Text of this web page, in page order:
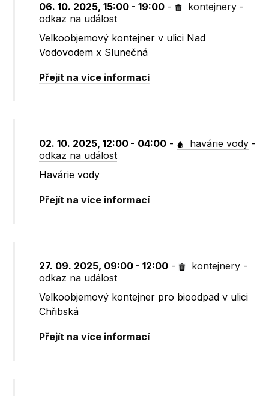
06. 10. 2025, 15:00 - 19:00 - kontejnery -
odkaz na událost
Velkoobjemový kontejner v ulici Nad
Vodovodem x Slunečná
Přejít na více informací
02. 10. 2025, 12:00 - 04:00 - havárie vody -
odkaz na událost
Havárie vody
Přejít na více informací
27. 09. 2025, 09:00 - 12:00 - kontejnery -
odkaz na událost
Velkoobjemový kontejner pro bioodpad v ulici
Chřibská
Přejít na více informací